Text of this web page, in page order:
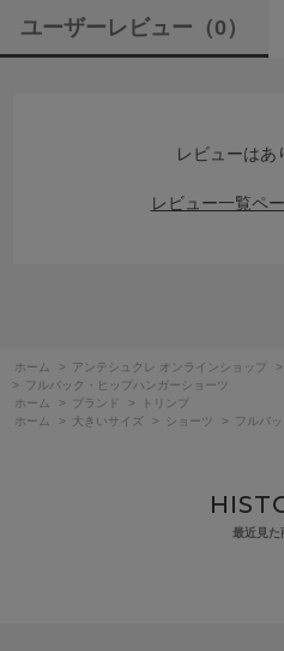
ユーザーレビュー （0）
レビューはあ
レビュー一覧ペ
ホーム > アンテシュクレ オンラインショップ >
>
フルバック・ヒップハンガーショーツ
ホーム
> ブランド >
トリンプ
ホーム
> 大きいサイズ > ショーツ > フルバ
最近見た